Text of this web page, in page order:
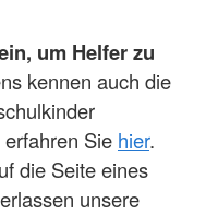
um Helfer zu
kennen auch die
Sie hier.
die Seite eines
unsere